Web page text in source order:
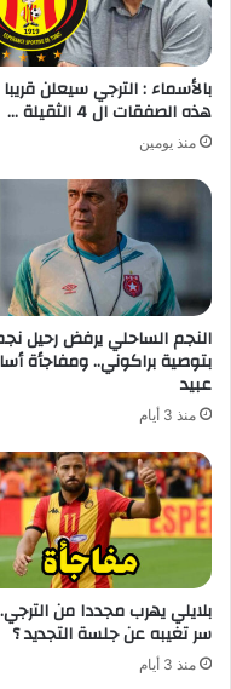
بالأسماء : الترجي سيعلن
هذه الصفقات ال 4 الثقيلة …
منذ يومين
النجم الساحلي يرفض رحيل
بتوصية براكوني.. ومفاجأة
عبيد
منذ 3 أيام
بلايلي يهرب مجددا من
سر تغيبه عن جلسة التجديد ؟
منذ 3 أيام